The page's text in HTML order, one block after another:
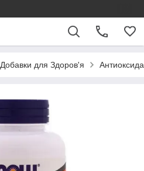
Добавки для Здоров'я